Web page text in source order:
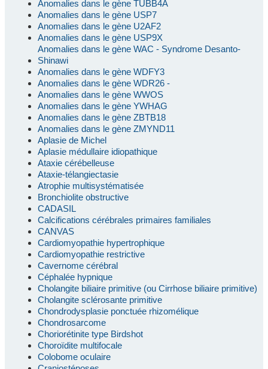
Anomalies dans le gène TUBB4A
Anomalies dans le gène USP7
Anomalies dans le gène U2AF2
Anomalies dans le gène USP9X
Anomalies dans le gène WAC - Syndrome Desanto-
Shinawi
Anomalies dans le gène WDFY3
Anomalies dans le gène WDR26 -
Anomalies dans le gène WWOS
Anomalies dans le gène YWHAG
Anomalies dans le gène ZBTB18
Anomalies dans le gène ZMYND11
Aplasie de Michel
Aplasie médullaire idiopathique
Ataxie cérébelleuse
Ataxie-télangiectasie
Atrophie multisystématisée
Bronchiolite obstructive
CADASIL
Calcifications cérébrales primaires familiales
CANVAS
Cardiomyopathie hypertrophique
Cardiomyopathie restrictive
Cavernome cérébral
Céphalée hypnique
Cholangite biliaire primitive (ou Cirrhose biliaire primitive)
Cholangite sclérosante primitive
Chondrodysplasie ponctuée rhizomélique
Chondrosarcome
Choriorétinite type Birdshot
Choroïdite multifocale
Colobome oculaire